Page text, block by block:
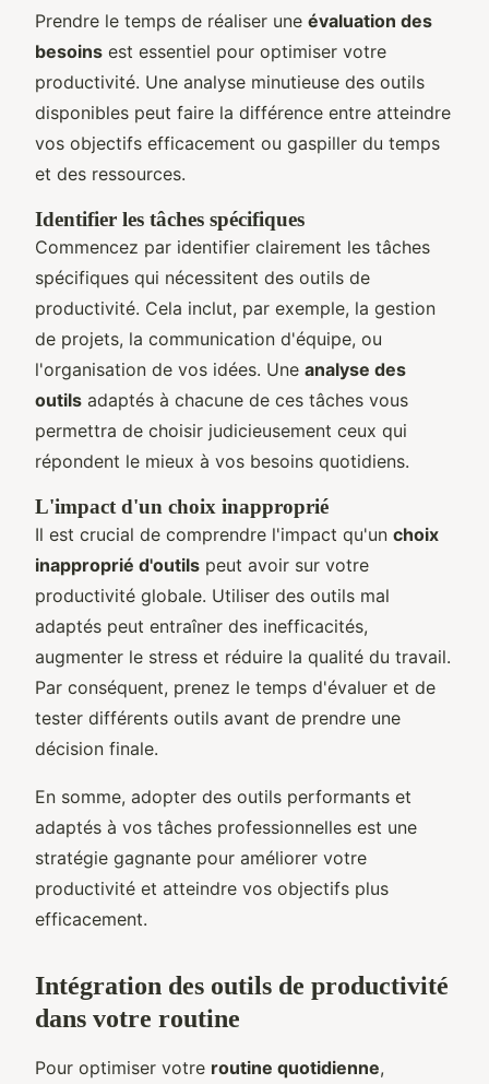
Prendre le temps de réaliser une évaluation des
besoins est essentiel pour optimiser votre
productivité. Une analyse minutieuse des outils
disponibles peut faire la différence entre atteindre
vos objectifs efficacement ou gaspiller du temps
et des ressources.
Identifier les tâches spécifiques
Commencez par identifier clairement les tâches
spécifiques qui nécessitent des outils de
productivité. Cela inclut, par exemple, la gestion
de projets, la communication d'équipe, ou
l'organisation de vos idées. Une analyse des
outils adaptés à chacune de ces tâches vous
permettra de choisir judicieusement ceux qui
répondent le mieux à vos besoins quotidiens.
L'impact d'un choix inapproprié
Il est crucial de comprendre l'impact qu'un choix
inapproprié d'outils peut avoir sur votre
productivité globale. Utiliser des outils mal
adaptés peut entraîner des inefficacités,
augmenter le stress et réduire la qualité du travail.
Par conséquent, prenez le temps d'évaluer et de
tester différents outils avant de prendre une
décision finale.
En somme, adopter des outils performants et
adaptés à vos tâches professionnelles est une
stratégie gagnante pour améliorer votre
productivité et atteindre vos objectifs plus
efficacement.
Intégration des outils de productivité
dans votre routine
Pour optimiser votre routine quotidienne,